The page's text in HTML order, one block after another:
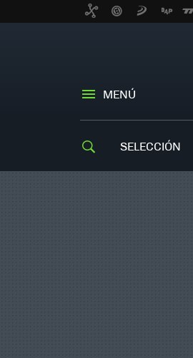
MENÚ
SELECCIÓN